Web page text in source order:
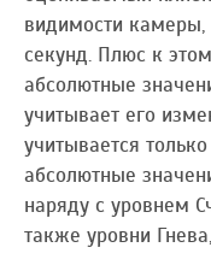
видимости
секунд. Плюс к
абсолютные
учитывает его
учитывается
абсолютные
наряду с уровнем
также уровни